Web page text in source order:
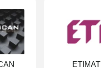
ETIMAT